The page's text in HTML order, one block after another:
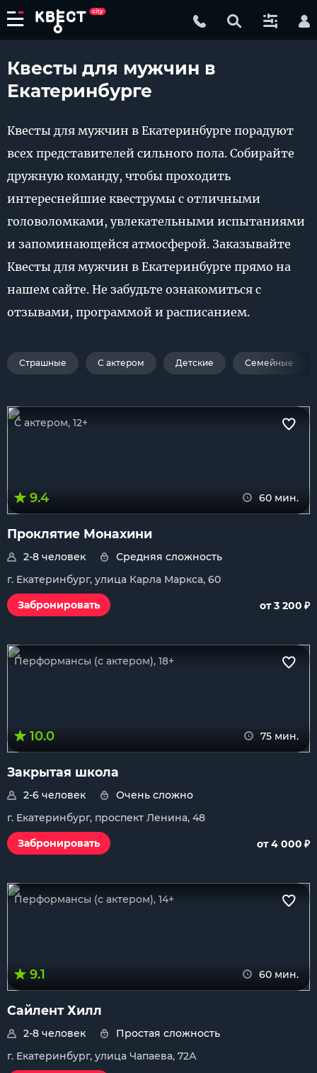
Квесты для мужчин в
Екатеринбурге
Квесты для мужчин в Екатеринбурге порадуют
всех представителей сильного пола. Собирайте
дружную команду, чтобы проходить
интереснейшие квеструмы с отличными
головоломками, увлекательными испытаниями
и запоминающейся атмосферой. Заказывайте
Квесты для мужчин в Екатеринбурге прямо на
нашем сайте. Не забудьте ознакомиться с
отзывами, программой и расписанием.
Страшные С актером Детские Семейные
С актером, 12+
9.4 60 мин.
Проклятие Монахини
2-8 человек
Средняя сложность
г. Екатеринбург, улица Карла Маркса, 60
Забронировать
от 3 200 ₽
Перформансы (с актером), 18+
10.0 75 мин.
Закрытая школа
2-6 человек
Очень сложно
г. Екатеринбург, проспект Ленина, 48
Забронировать
от 4 000 ₽
Перформансы (с актером), 14+
9.1 60 мин.
Сайлент Хилл
2-8 человек
Простая сложность
г. Екатеринбург, улица Чапаева, 72А